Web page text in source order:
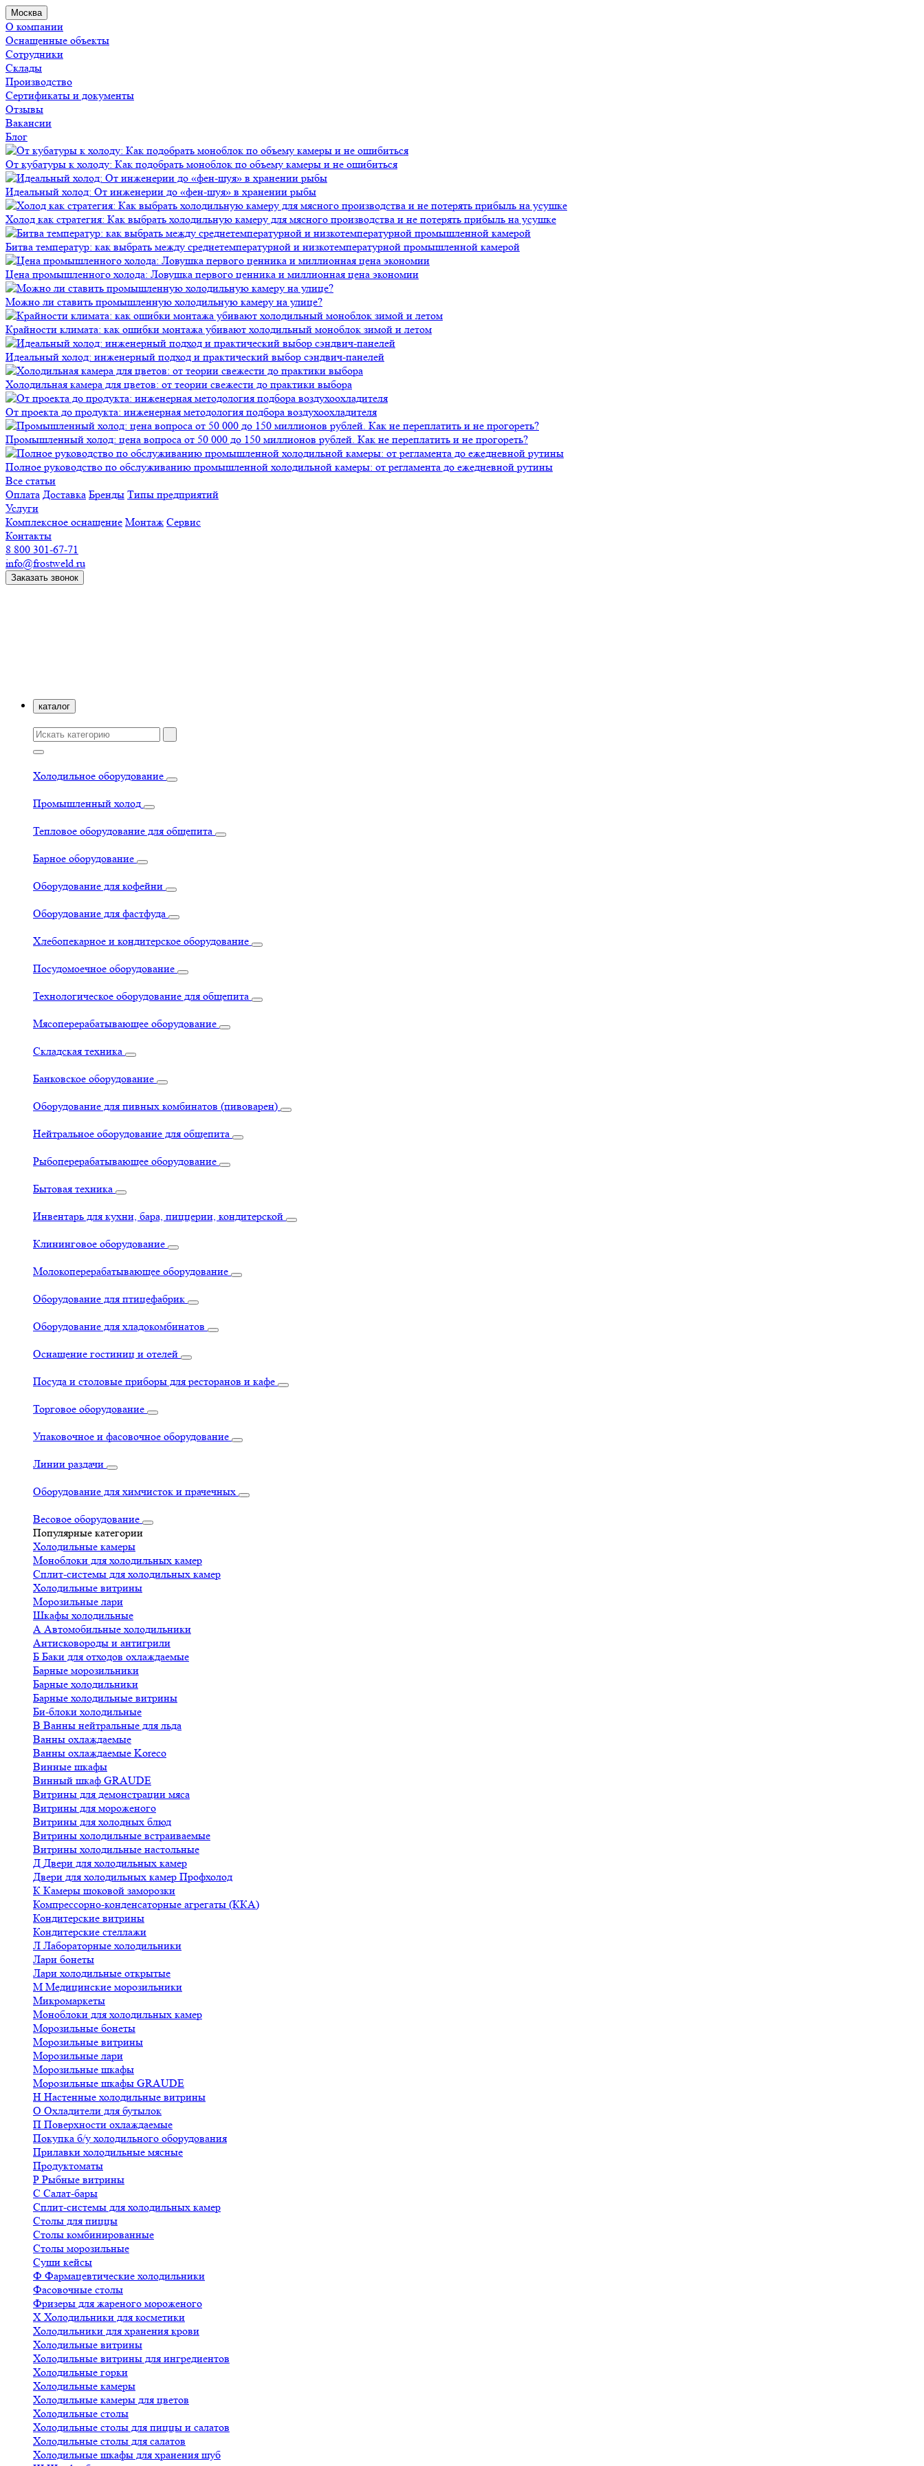
Москва
О компании
Оснащенные объекты
Сотрудники
Склады
Производство
Сертификаты и документы
Отзывы
Вакансии
Блог
От кубатуры к холоду: Как подобрать моноблок по объему камеры и не ошибиться
Идеальный холод: От инженерии до «фен-шуя» в хранении рыбы
Холод как стратегия: Как выбрать холодильную камеру для мясного производства и не потерять прибыль на усушке
Битва температур: как выбрать между среднетемпературной и низкотемпературной промышленной камерой
Цена промышленного холода: Ловушка первого ценника и миллионная цена экономии
Можно ли ставить промышленную холодильную камеру на улице?
Крайности климата: как ошибки монтажа убивают холодильный моноблок зимой и летом
Идеальный холод: инженерный подход и практический выбор сэндвич-панелей
Холодильная камера для цветов: от теории свежести до практики выбора
От проекта до продукта: инженерная методология подбора воздухоохладителя
Промышленный холод: цена вопроса от 50 000 до 150 миллионов рублей. Как не переплатить и не прогореть?
Полное руководство по обслуживанию промышленной холодильной камеры: от регламента до ежедневной рутины
Все статьи
Оплата Доставка Бренды Типы предприятий
Услуги
Комплексное оснащение Монтаж Сервис
Контакты
8 800 301-67-71
info@frostweld.ru
Заказать звонок
каталог
Холодильное оборудование
Промышленный холод
Тепловое оборудование для общепита
Барное оборудование
Оборудование для кофейни
Оборудование для фастфуда
Хлебопекарное и кондитерское оборудование
Посудомоечное оборудование
Технологическое оборудование для общепита
Мясоперерабатывающее оборудование
Складская техника
Банковское оборудование
Оборудование для пивных комбинатов (пивоварен)
Нейтральное оборудование для общепита
Рыбоперерабатывающее оборудование
Бытовая техника
Инвентарь для кухни, бара, пиццерии, кондитерской
Клининговое оборудование
Молокоперерабатывающее оборудование
Оборудование для птицефабрик
Оборудование для хладокомбинатов
Оснащение гостиниц и отелей
Посуда и столовые приборы для ресторанов и кафе
Торговое оборудование
Упаковочное и фасовочное оборудование
Линии раздачи
Оборудование для химчисток и прачечных
Весовое оборудование
Популярные категории
Холодильные камеры
Моноблоки для холодильных камер
Сплит-системы для холодильных камер
Холодильные витрины
Морозильные лари
Шкафы холодильные
А Автомобильные холодильники
Антисковороды и антигрили
Б Баки для отходов охлаждаемые
Барные морозильники
Барные холодильники
Барные холодильные витрины
Би-блоки холодильные
В Ванны нейтральные для льда
Ванны охлаждаемые
Ванны охлаждаемые Koreco
Винные шкафы
Винный шкаф GRAUDE
Витрины для демонстрации мяса
Витрины для мороженого
Витрины для холодных блюд
Витрины холодильные встраиваемые
Витрины холодильные настольные
Д Двери для холодильных камер
Двери для холодильных камер Профхолод
К Камеры шоковой заморозки
Компрессорно-конденсаторные агрегаты (ККА)
Кондитерские витрины
Кондитерские стеллажи
Л Лабораторные холодильники
Лари бонеты
Лари холодильные открытые
М Медицинские морозильники
Микромаркеты
Моноблоки для холодильных камер
Морозильные бонеты
Морозильные витрины
Морозильные лари
Морозильные шкафы
Морозильные шкафы GRAUDE
Н Настенные холодильные витрины
О Охладители для бутылок
П Поверхности охлаждаемые
Покупка б/у холодильного оборудования
Прилавки холодильные мясные
Продуктоматы
Р Рыбные витрины
С Салат-бары
Сплит-системы для холодильных камер
Столы для пиццы
Столы комбинированные
Столы морозильные
Суши кейсы
Ф Фармацевтические холодильники
Фасовочные столы
Фризеры для жареного мороженого
Х Холодильники для косметики
Холодильники для хранения крови
Холодильные витрины
Холодильные витрины для ингредиентов
Холодильные горки
Холодильные камеры
Холодильные камеры для цветов
Холодильные столы
Холодильные столы для пиццы и салатов
Холодильные столы для салатов
Холодильные шкафы для хранения шуб